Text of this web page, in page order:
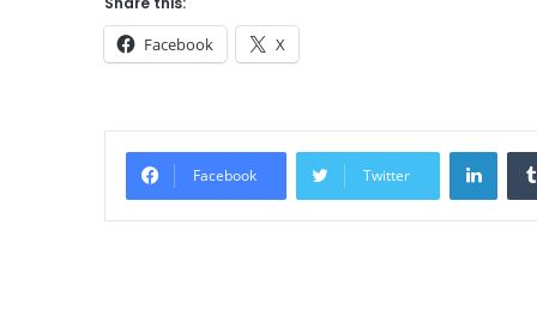
Facebook X
Facebook Twitter